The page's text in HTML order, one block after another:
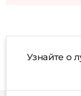
Узнайте о